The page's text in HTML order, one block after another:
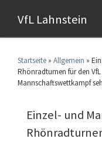
VfL Lahnstein
Startseite » Allgemein »
Rhönradturnen für den
Mannschaftswettkampf
Einzel- und